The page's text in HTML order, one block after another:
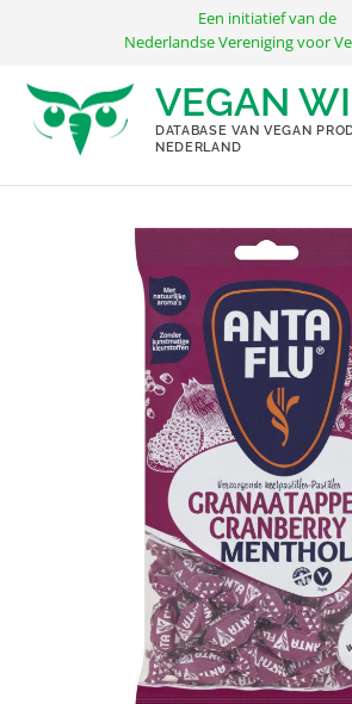
inhoud
Een initiatief van de
Nederlandse Vereniging voor
VEGAN
DATABASE VAN VEGAN
NEDERLAND